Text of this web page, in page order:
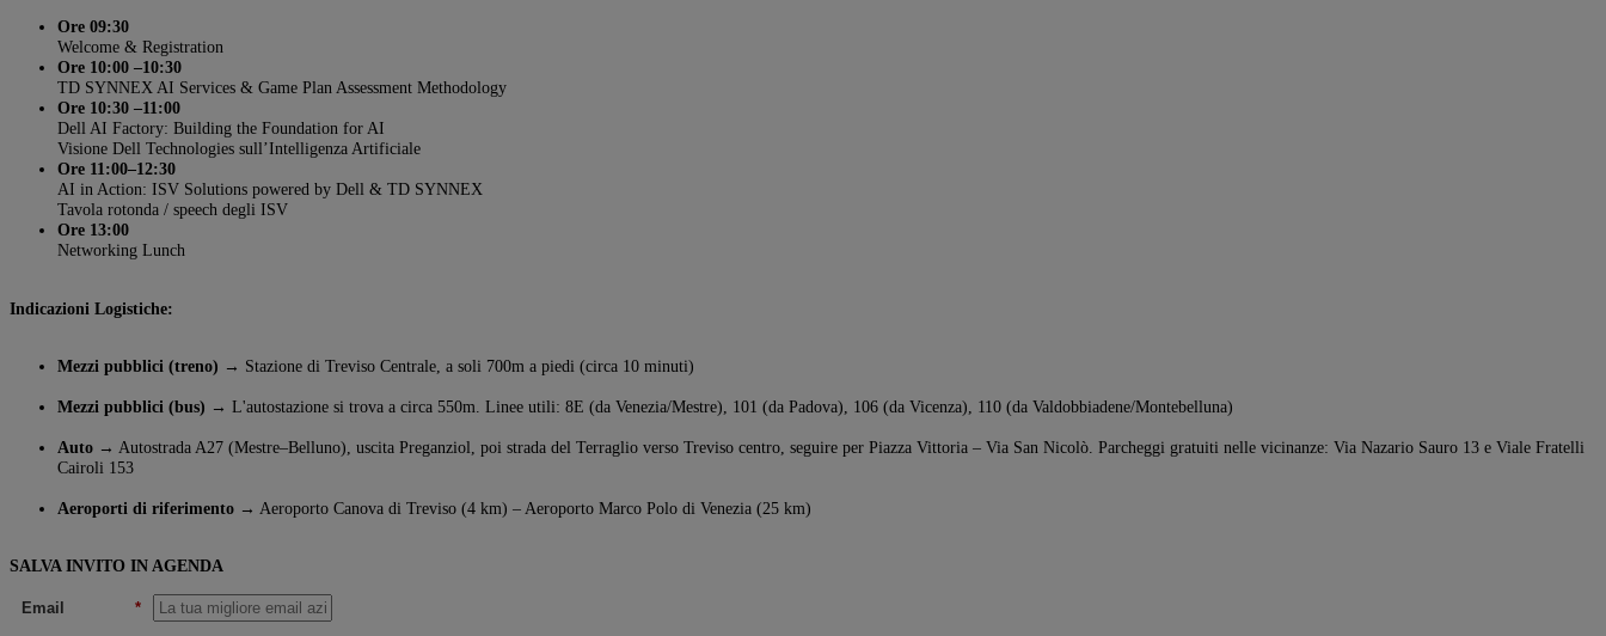
Ore 09:30
Welcome & Registration
Ore 10:00 –10:30
TD SYNNEX AI Services & Game Plan Assessment Methodology
Ore 10:30 –11:00
Dell AI Factory: Building the Foundation for AI
Visione Dell Technologies sull’Intelligenza Artificiale
Ore 11:00–12:30
AI in Action: ISV Solutions powered by Dell & TD SYNNEX
Tavola rotonda / speech degli ISV
Ore 13:00
Networking Lunch
Indicazioni Logistiche:
Mezzi pubblici (treno) → Stazione di Treviso Centrale, a soli 700m a piedi (circa 10 minuti)
Mezzi pubblici (bus) → L'autostazione si trova a circa 550m. Linee utili: 8E (da Venezia/Mestre), 101 (da Padova), 106 (da Vicenza), 110 (da Valdobbiadene/Montebelluna)
Auto → Autostrada A27 (Mestre–Belluno), uscita Preganziol, poi strada del Terraglio verso Treviso centro, seguire per Piazza Vittoria – Via San Nicolò. Parcheggi gratuiti nelle vicinanze: Via Nazario Sauro 13 e Viale Fratelli
Cairoli 153
Aeroporti di riferimento → Aeroporto Canova di Treviso (4 km) – Aeroporto Marco Polo di Venezia (25 km)
SALVA INVITO IN AGENDA
*
Email